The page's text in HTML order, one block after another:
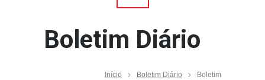
Boletim Diário
Início Boletim Diário Boletim